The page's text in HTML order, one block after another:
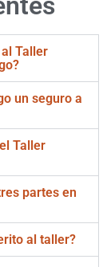
Taller
un seguro a
Taller
partes en
al taller?